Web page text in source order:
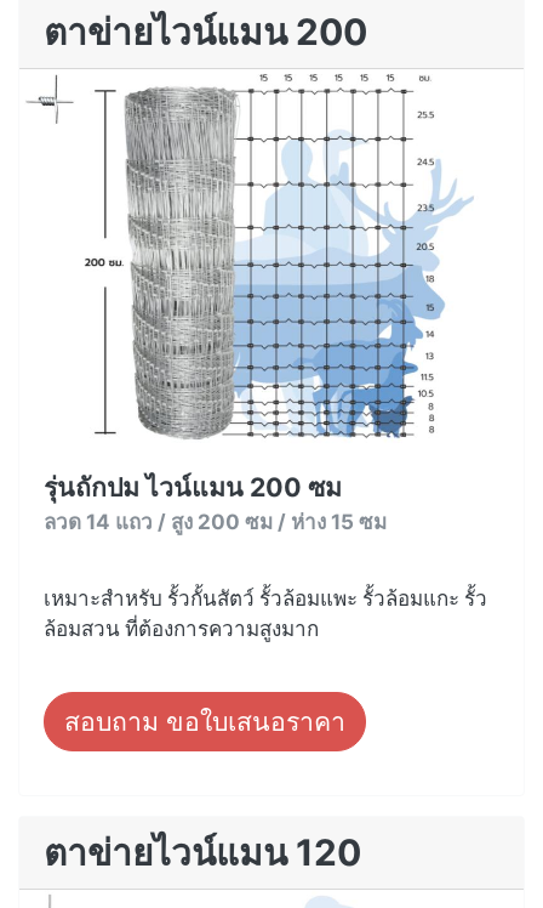
ตาข่ายไวน์แมน 200
รุ่นถักปม ไวน์แมน 200 ซม
ลวด 14 แถว / สูง 200 ซม / ห่าง 15 ซม
เหมาะสำหรับ รั้วกั้นสัตว์ รั้วล้อมแพะ รั้วล้อมแกะ รั้ว
ล้อมสวน ที่ต้องการความสูงมาก
สอบถาม ขอใบเสนอราคา
ตาข่ายไวน์แมน 120